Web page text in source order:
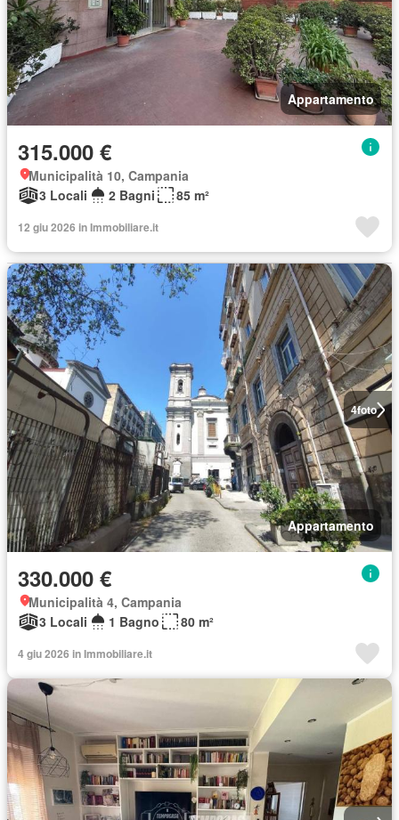
Appartamento
315.000 €
Municipalità 10, Campania
3 Locali
2 Bagni 85 m²
12 giu 2026 in Immobiliare.it
4foto
Appartamento
330.000 €
Municipalità 4, Campania
3 Locali
1 Bagno 80 m²
4 giu 2026 in Immobiliare.it